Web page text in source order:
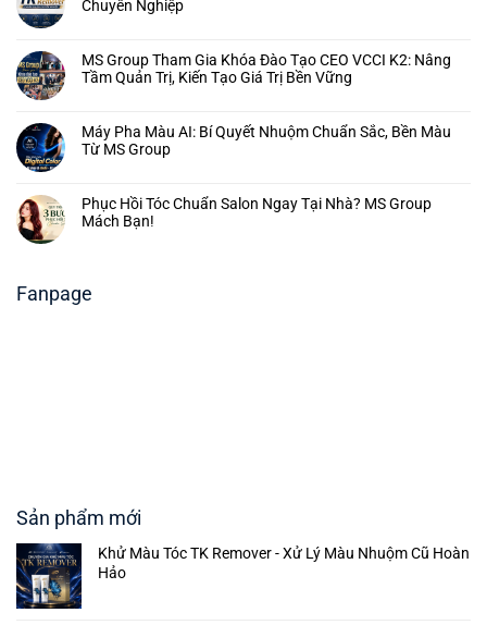
Chuyên Nghiệp
MS Group Tham Gia Khóa Đào Tạo CEO VCCI K2: Nâng
Tầm Quản Trị, Kiến Tạo Giá Trị Bền Vững
Máy Pha Màu AI: Bí Quyết Nhuộm Chuẩn Sắc, Bền Màu
Từ MS Group
Phục Hồi Tóc Chuẩn Salon Ngay Tại Nhà? MS Group
Mách Bạn!
Fanpage
Sản phẩm mới
Khử Màu Tóc TK Remover - Xử Lý Màu Nhuộm Cũ Hoàn
Hảo